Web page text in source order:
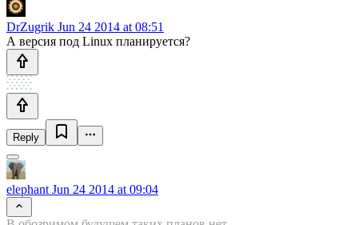
DrZugrik Jun 24 2014 at 08:51
А версия под Linux планируется?
Reply
elephant Jun 24 2014 at 09:04